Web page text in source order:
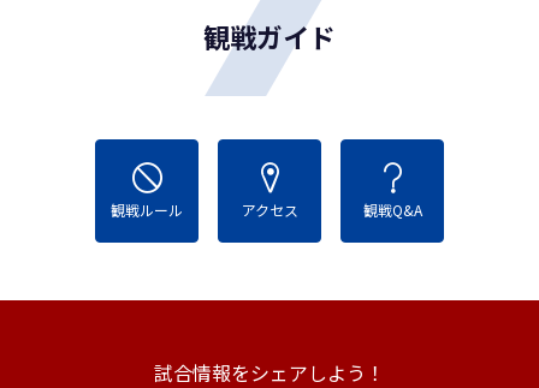
観戦ガイド
観戦ルール アクセス 観戦Q&A
試合情報をシェアしよう！